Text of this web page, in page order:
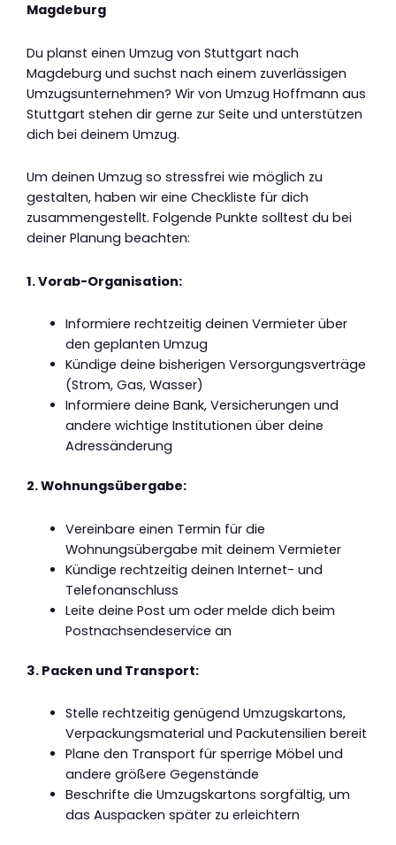
Magdeburg
Du planst einen Umzug von Stuttgart nach
Magdeburg und suchst nach einem zuverlässigen
Umzugsunternehmen? Wir von Umzug Hoffmann aus
Stuttgart stehen dir gerne zur Seite und unterstützen
dich bei deinem Umzug.
Um deinen Umzug so stressfrei wie möglich zu
gestalten, haben wir eine Checkliste für dich
zusammengestellt. Folgende Punkte solltest du bei
deiner Planung beachten:
1. Vorab-Organisation:
Informiere rechtzeitig deinen Vermieter über
den geplanten Umzug
Kündige deine bisherigen Versorgungsverträge
(Strom, Gas, Wasser)
Informiere deine Bank, Versicherungen und
andere wichtige Institutionen über deine
Adressänderung
2. Wohnungsübergabe:
Vereinbare einen Termin für die
Wohnungsübergabe mit deinem Vermieter
Kündige rechtzeitig deinen Internet- und
Telefonanschluss
Leite deine Post um oder melde dich beim
Postnachsendeservice an
3. Packen und Transport:
Stelle rechtzeitig genügend Umzugskartons,
Verpackungsmaterial und Packutensilien bereit
Plane den Transport für sperrige Möbel und
andere größere Gegenstände
Beschrifte die Umzugskartons sorgfältig, um
das Auspacken später zu erleichtern